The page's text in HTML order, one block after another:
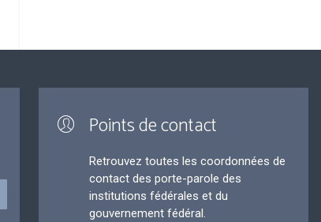
Points de contact
Retrouvez toutes les coordonnées de
contact des porte-parole des
institutions fédérales et du
gouvernement fédéral.